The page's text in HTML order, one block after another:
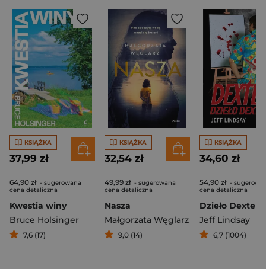
KSIĄŻKA
37,99 zł
64,90 zł - sugerowana
cena detaliczna
Kwestia winy
Bruce Holsinger
7,6 (17)
KSIĄŻKA
32,54 zł
49,99 zł - sugerowana
cena detaliczna
Nasza
Małgorzata Węglarz
9,0 (14)
KSIĄŻKA
34,60 zł
54,90 zł -
cena detaliczna
Dzieło Dextera
Jeff Lindsay
6,7 (1004)